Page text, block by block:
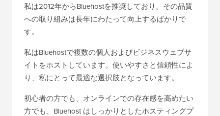
私は2012年からBluehostを推奨しており、その品質
への取り組みは長年にわたって向上するばかりで
す。
私はBluehostで複数の個人およびビジネスウェブサ
イトをホストしています。使いやすさと信頼性によ
り、私にとって最適な選択肢となっています。
初心者の方でも、オンラインでの存在感を高めたい
方でも、Bluehost はしっかりとしたホスティングプ